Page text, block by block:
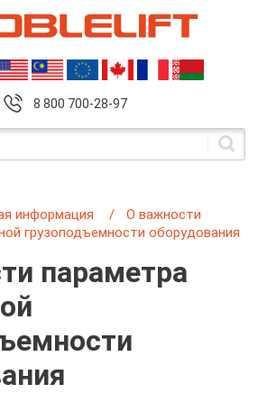
8 800 700-28-97
информация
О важности
грузоподъемности оборудования
параметра